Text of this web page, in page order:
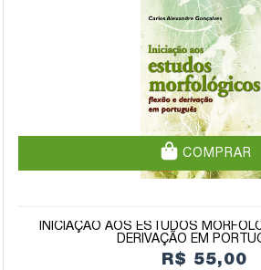
COMPRAR
INICIAÇÃO AOS ESTUDOS
DERIVAÇÃO EM
R$ 55,00